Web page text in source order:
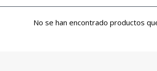
No se han encontrado productos